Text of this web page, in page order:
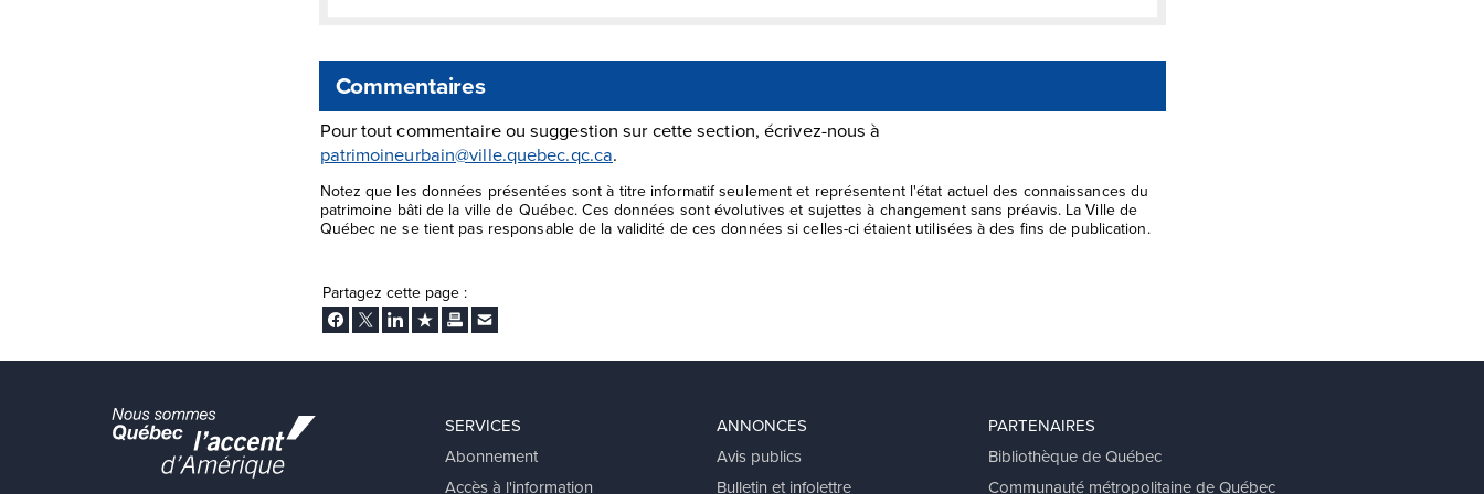
Commentaires
Pour tout commentaire ou suggestion sur cette section, écrivez-nous à
patrimoineurbain@ville.quebec.qc.ca.
Notez que les données présentées sont à titre informatif seulement et représentent l'état actuel des connaissances du
patrimoine bâti de la ville de Québec. Ces données sont évolutives et sujettes à changement sans préavis. La Ville de
Québec ne se tient pas responsable de la validité de ces données si celles-ci étaient utilisées à des fins de publication.
Partagez cette page :
Facebook
TwitterLinkedInAjouter aux favoris
ImprimerEnvoyer Ã un ami
SERVICES
Abonnement
Accès à l'information
ANNONCES
Avis publics
Bulletin et infolettre
PARTENAIRES
Bibliothèque de Québec
Communauté métropolitaine de Québec